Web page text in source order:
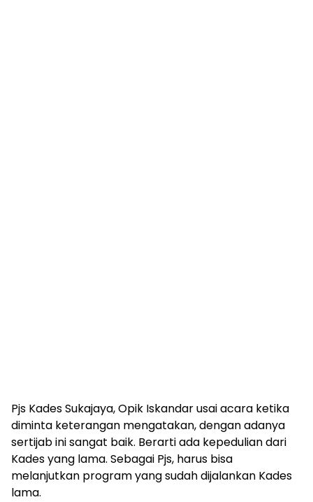
Pjs Kades Sukajaya, Opik Iskandar usai acara ketika
diminta keterangan mengatakan, dengan adanya
sertijab ini sangat baik. Berarti ada kepedulian dari
Kades yang lama. Sebagai Pjs, harus bisa
melanjutkan program yang sudah dijalankan Kades
lama.